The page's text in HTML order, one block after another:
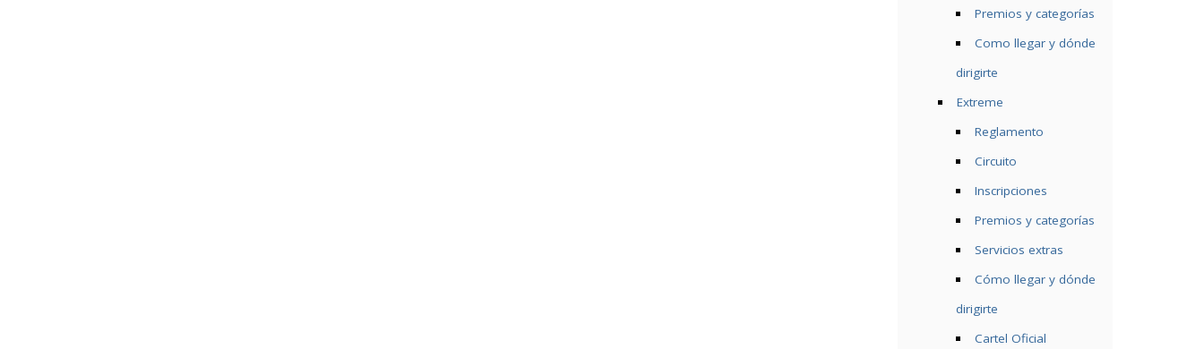
Premios y categorías
Como llegar y dónde
dirigirte
Extreme
Reglamento
Circuito
Inscripciones
Premios y categorías
Servicios extras
Cómo llegar y dónde
dirigirte
Cartel Oficial